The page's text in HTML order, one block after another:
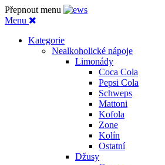
Přepnout menu
Menu
Kategorie
Nealkoholické nápoje
Limonády
Coca Cola
Pepsi Cola
Schweps
Mattoni
Kofola
Zone
Kolín
Ostatní
Džusy